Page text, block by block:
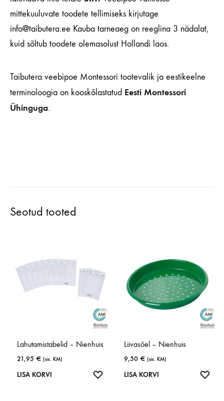
mittekuuluvate toodete tellimiseks kirjutage
info@taibutera.ee Kauba tarneaeg on reeglina 3 nädalat,
kuid sõltub toodete olemasolust Hollandi laos.
Taibutera veebipoe Montessori tootevalik ja eestikeelne
terminoloogia on kooskõlastatud Eesti Montessori
Ühinguga.
Seotud tooted
Lahutamistabelid – Nienhuis
21,95 € (sis. KM)
LISA KORVI
LISA
Liivasõel – Nienhuis
9,50 € (sis. KM)
LISA KORVI
LISA